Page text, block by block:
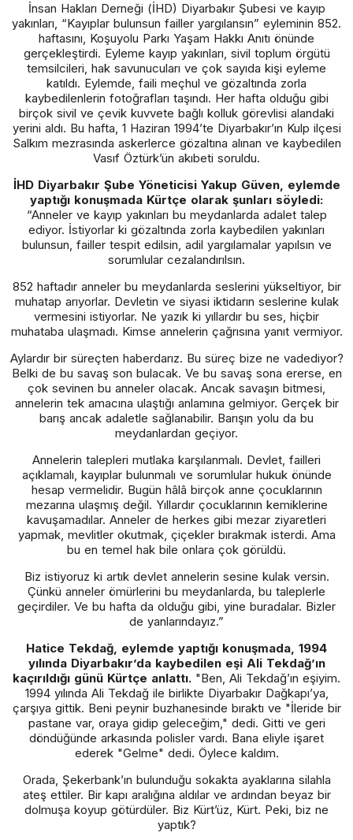
İnsan Hakları Derneği (İHD) Diyarbakır Şubesi ve kayıp
yakınları, “Kayıplar bulunsun failler yargılansın” eyleminin 852.
haftasını, Koşuyolu Parkı Yaşam Hakkı Anıtı önünde
gerçekleştirdi. Eyleme kayıp yakınları, sivil toplum örgütü
temsilcileri, hak savunucuları ve çok sayıda kişi eyleme
katıldı. Eylemde, faili meçhul ve gözaltında zorla
kaybedilenlerin fotoğrafları taşındı. Her hafta olduğu gibi
birçok sivil ve çevik kuvvete bağlı kolluk görevlisi alandaki
yerini aldı. Bu hafta, 1 Haziran 1994’te Diyarbakır’ın Kulp ilçesi
Salkım mezrasında askerlerce gözaltına alınan ve kaybedilen
Vasıf Öztürk’ün akıbeti soruldu.
İHD Diyarbakır Şube Yöneticisi Yakup Güven, eylemde
yaptığı konuşmada Kürtçe olarak şunları söyledi:
“Anneler ve kayıp yakınları bu meydanlarda adalet talep
ediyor. İstiyorlar ki gözaltında zorla kaybedilen yakınları
bulunsun, failler tespit edilsin, adil yargılamalar yapılsın ve
sorumlular cezalandırılsın.
852 haftadır anneler bu meydanlarda seslerini yükseltiyor, bir
muhatap arıyorlar. Devletin ve siyasi iktidarın seslerine kulak
vermesini istiyorlar. Ne yazık ki yıllardır bu ses, hiçbir
muhataba ulaşmadı. Kimse annelerin çağrısına yanıt vermiyor.
Aylardır bir süreçten haberdarız. Bu süreç bize ne vadediyor?
Belki de bu savaş son bulacak. Ve bu savaş sona ererse, en
çok sevinen bu anneler olacak. Ancak savaşın bitmesi,
annelerin tek amacına ulaştığı anlamına gelmiyor. Gerçek bir
barış ancak adaletle sağlanabilir. Barışın yolu da bu
meydanlardan geçiyor.
Annelerin talepleri mutlaka karşılanmalı. Devlet, failleri
açıklamalı, kayıplar bulunmalı ve sorumlular hukuk önünde
hesap vermelidir. Bugün hâlâ birçok anne çocuklarının
mezarına ulaşmış değil. Yıllardır çocuklarının kemiklerine
kavuşamadılar. Anneler de herkes gibi mezar ziyaretleri
yapmak, mevlitler okutmak, çiçekler bırakmak isterdi. Ama
bu en temel hak bile onlara çok görüldü.
Biz istiyoruz ki artık devlet annelerin sesine kulak versin.
Çünkü anneler ömürlerini bu meydanlarda, bu taleplerle
geçirdiler. Ve bu hafta da olduğu gibi, yine buradalar. Bizler
de yanlarındayız.”
Hatice Tekdağ, eylemde yaptığı konuşmada, 1994
yılında Diyarbakır’da kaybedilen eşi Ali Tekdağ’ın
kaçırıldığı günü Kürtçe anlattı. "Ben, Ali Tekdağ’ın eşiyim.
1994 yılında Ali Tekdağ ile birlikte Diyarbakır Dağkapı’ya,
çarşıya gittik. Beni peynir buzhanesinde bıraktı ve "İleride bir
pastane var, oraya gidip geleceğim," dedi. Gitti ve geri
döndüğünde arkasında polisler vardı. Bana eliyle işaret
ederek "Gelme" dedi. Öylece kaldım.
Orada, Şekerbank’ın bulunduğu sokakta ayaklarına silahla
ateş ettiler. Bir kapı aralığına aldılar ve ardından beyaz bir
dolmuşa koyup götürdüler. Biz Kürt’üz, Kürt. Peki, biz ne
yaptık?